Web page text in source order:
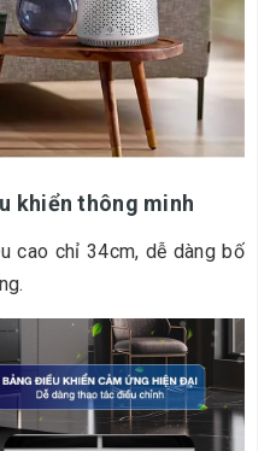
khiển thông minh
cao chỉ 34cm, dễ dàng bố